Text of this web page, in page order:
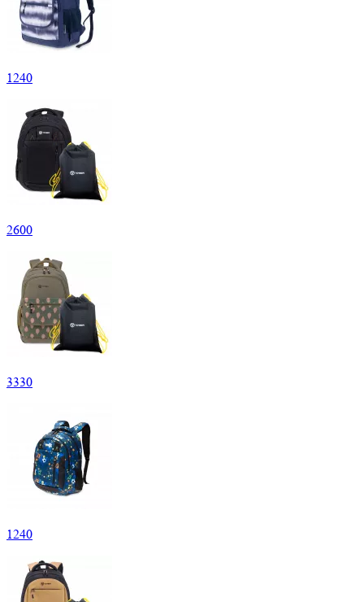
1240
2600
3330
1240